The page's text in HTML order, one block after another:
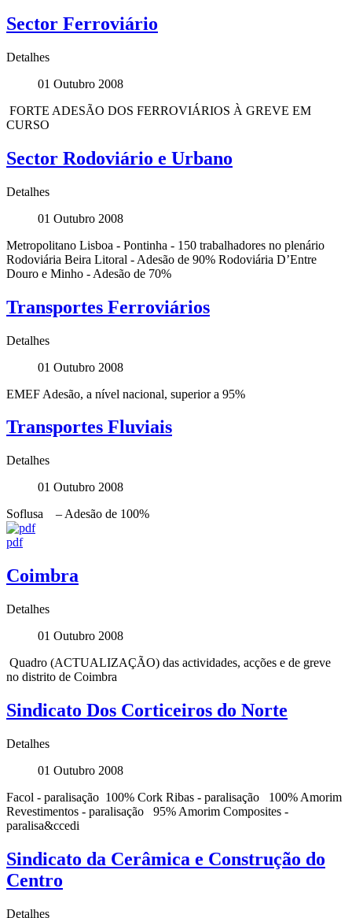
Sector Ferroviário
Detalhes
01 Outubro 2008
FORTE ADESÃO DOS FERROVIÁRIOS À GREVE EM
CURSO
Sector Rodoviário e Urbano
Detalhes
01 Outubro 2008
Metropolitano Lisboa - Pontinha - 150 trabalhadores no plenário
Rodoviária Beira Litoral - Adesão de 90% Rodoviária D’Entre
Douro e Minho - Adesão de 70%
Transportes Ferroviários
Detalhes
01 Outubro 2008
EMEF Adesão, a nível nacional, superior a 95%
Transportes Fluviais
Detalhes
01 Outubro 2008
Soflusa – Adesão de 100%
pdf
Coimbra
Detalhes
01 Outubro 2008
Quadro (ACTUALIZAÇÃO) das actividades, acções e de greve
no distrito de Coimbra
Sindicato Dos Corticeiros do Norte
Detalhes
01 Outubro 2008
Facol - paralisação 100% Cork Ribas - paralisação 100% Amorim
Revestimentos - paralisação 95% Amorim Composites -
paralisa&ccedi
Sindicato da Cerâmica e Construção do
Centro
Detalhes